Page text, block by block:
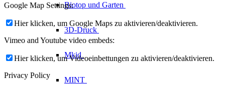
Biotop und Garten
3D-Druck
Mkid
MINT
Google Map Settings:
Hier klicken, um Google Maps zu aktivieren/deaktivieren.
Vimeo and Youtube video embeds:
Hier klicken, um Videoeinbettungen zu aktivieren/deaktivieren.
Privacy Policy